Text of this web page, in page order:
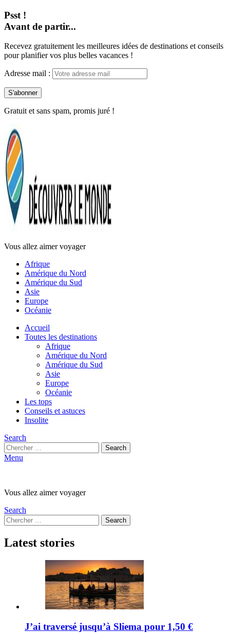
Psst !
Avant de partir...
Recevez gratuitement les meilleures idées de destinations et conseils
pour planifier vos plus belles vacances !
Adresse mail :
Gratuit et sans spam, promis juré !
Vous allez aimer voyager
Afrique
Amérique du Nord
Amérique du Sud
Asie
Europe
Océanie
Accueil
Toutes les destinations
Afrique
Amérique du Nord
Amérique du Sud
Asie
Europe
Océanie
Les tops
Conseils et astuces
Insolite
Search
Search
for:
Search
Menu
Vous allez aimer voyager
Search
Search
for:
Search
Latest stories
J’ai traversé jusqu’à Sliema pour 1,50 €